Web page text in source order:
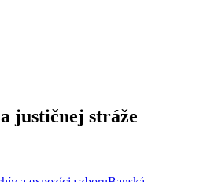
justičnej stráže